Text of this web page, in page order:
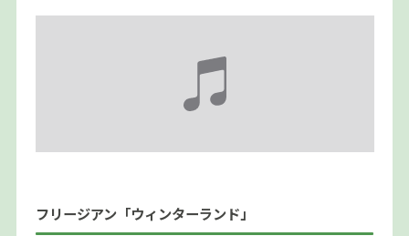
フリージアン「ウィンターランド」